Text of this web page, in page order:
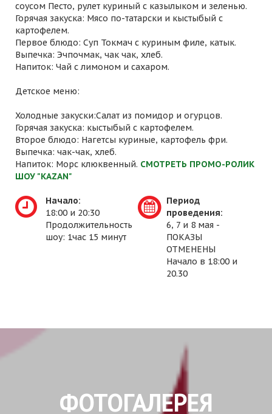
соусом Песто, рулет куриный с казылыком и зеленью.
Горячая закуска: Мясо по-татарски и кыстыбый с
картофелем.
Первое блюдо: Суп Токмач с куриным филе, катык.
Выпечка: Эчпочмак, чак чак, хлеб.
Напиток: Чай с лимоном и сахаром.
Детское меню:
Холодные закуски:Салат из помидор и огурцов.
Горячая закуска: кыстыбый с картофелем.
Второе блюдо: Нагетсы куриные, картофель фри.
Выпечка: чак-чак, хлеб.
Напиток: Морс клюквенный. СМОТРЕТЬ ПРОМО-РОЛИК
ШОУ "KAZAN"
Начало:
18:00 и 20:30
Продолжительность
шоу: 1час 15 минут
Период
проведения:
6, 7 и 8 мая -
ПОКАЗЫ
ОТМЕНЕНЫ
Начало в 18:00 и
20.30
ФОТОГАЛЕРЕЯ